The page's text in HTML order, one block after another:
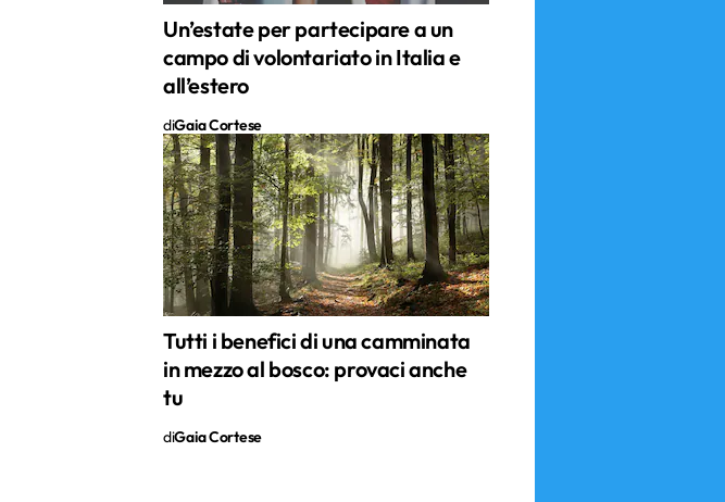
Un’estate per partecipare a un
campo di volontariato in Italia e
all’estero
diGaia Cortese
Tutti i benefici di una camminata
in mezzo al bosco: provaci anche
tu
diGaia Cortese